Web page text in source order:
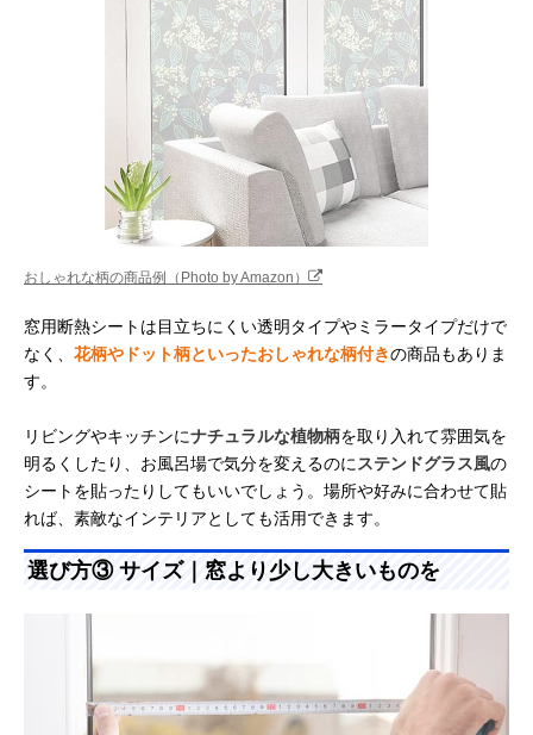
おしゃれな柄の商品例（Photo by Amazon）
窓用断熱シートは目立ちにくい透明タイプやミラータイプだけで
なく、 花柄やドット柄といったおしゃれな柄付きの商品もありま
す。
リビングやキッチンにナチュラルな植物柄を取り入れて雰囲気を
明るくしたり、お風呂場で気分を変えるのに ステンドグラス風の
シートを貼ったりしてもいいでしょう。場所や好みに合わせて貼
れば、素敵なインテリアとしても活用できます。
選び方③ サイズ｜窓より少し大きいものを